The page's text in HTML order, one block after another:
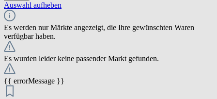
Auswahl aufheben
Es werden nur Märkte angezeigt, die Ihre gewünschten Waren
verfügbar haben.
Es wurden leider keine passender Markt gefunden.
{{ errorMessage }}